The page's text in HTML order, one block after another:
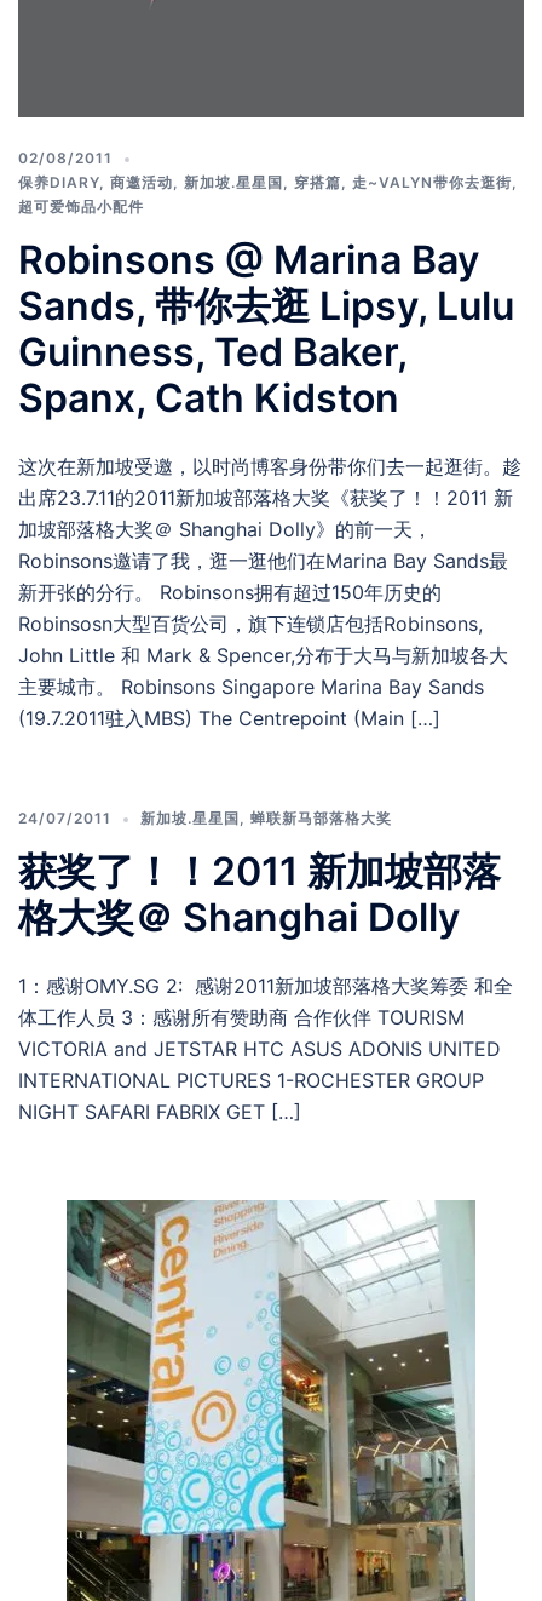
02/08/2011
保养DIARY 商邀活动 新加坡.星星国 穿搭篇 走~VALYN带你去逛街
超可爱饰品小配件
Robinsons @ Marina Bay
Sands, 带你去逛 Lipsy, Lulu
Guinness, Ted Baker,
Spanx, Cath Kidston
这次在新加坡受邀，以时尚博客身份带你们去一起逛街。趁
出席23.7.11的2011新加坡部落格大奖《获奖了！！2011 新
加坡部落格大奖＠ Shanghai Dolly》的前一天，
Robinsons邀请了我，逛一逛他们在Marina Bay Sands最
新开张的分行。 Robinsons拥有超过150年历史的
Robinsosn大型百货公司，旗下连锁店包括Robinsons,
John Little 和 Mark & Spencer,分布于大马与新加坡各大
主要城市。 Robinsons Singapore Marina Bay Sands
(19.7.2011驻入MBS) The Centrepoint (Main […]
24/07/2011 新加坡.星星国 蝉联新马部落格大奖
获奖了！！2011 新加坡部落
格大奖＠ Shanghai Dolly
1：感谢OMY.SG 2: 感谢2011新加坡部落格大奖筹委 和全
体工作人员 3：感谢所有赞助商 合作伙伴 TOURISM
VICTORIA and JETSTAR HTC ASUS ADONIS UNITED
INTERNATIONAL PICTURES 1-ROCHESTER GROUP
NIGHT SAFARI FABRIX GET […]